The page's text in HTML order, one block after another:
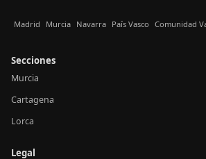
Madrid Murcia Navarra País Vasco Comunidad
Secciones
Murcia
Cartagena
Lorca
Legal